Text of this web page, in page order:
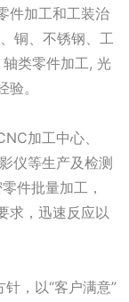
件加工和工装治
铜、不锈钢、工
类零件加工, 光
。
加工中心、
仪等生产及检测
件批量加工，
求，迅速反应以
，以“客户满意”